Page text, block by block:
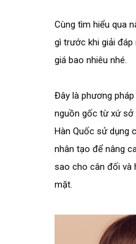
Cùng tìm hiểu qua
gì trước khi giải đáp
giá bao nhiêu nhé.
Đây là phương
nguồn gốc từ xứ sở
Hàn Quốc sử dụng
nhân tạo để nâng
sao cho cân đối và
mặt.